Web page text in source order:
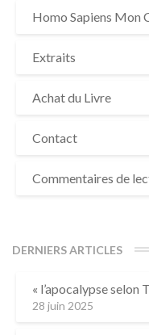
Homo Sapiens Mon
Extraits
Achat du Livre
Contact
Commentaires de
DERNIERS ARTICLES
« l’apocalypse selon
28 juin 2025